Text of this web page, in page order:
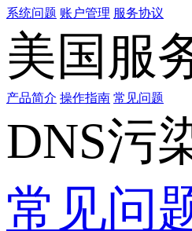
系统问题 账户管理 服务协议
美国服
产品简介 操作指南 常见问题
DNS污
常见问